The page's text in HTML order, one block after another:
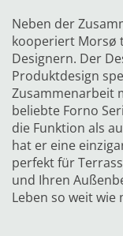
Neben der
kooperiert Morsø
Designern. Der
Produktdesign
Zusammenarbeit
beliebte Forno
die Funktion als
hat er eine
perfekt für
und Ihren
Leben so weit wie